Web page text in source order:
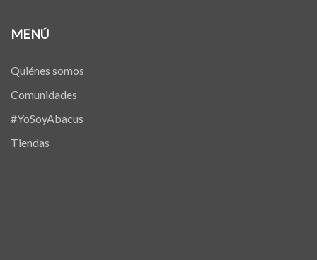
MENÚ
Quiénes somos
Comunidades
#YoSoyAbacus
Tiendas